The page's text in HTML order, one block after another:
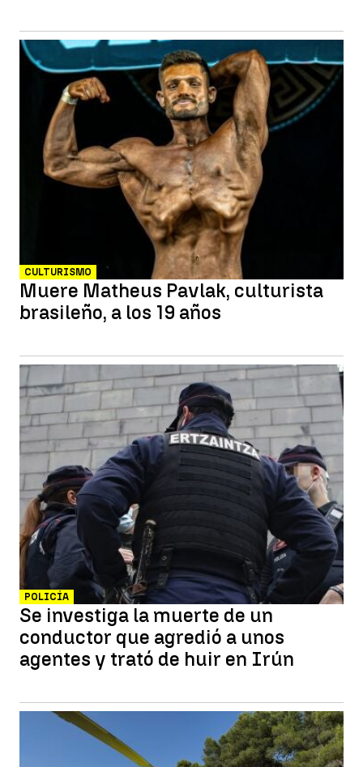
CULTURISMO
Muere Matheus Pavlak, culturista
brasileño, a los 19 años
POLICÍA
Se investiga la muerte de un
conductor que agredió a unos
agentes y trató de huir en Irún